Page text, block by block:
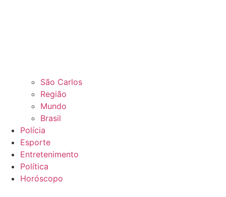
São Carlos
Região
Mundo
Brasil
Polícia
Esporte
Entretenimento
Política
Horóscopo